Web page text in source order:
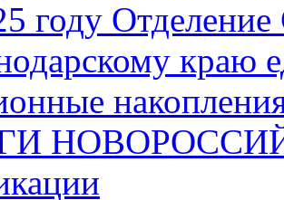
году
краю